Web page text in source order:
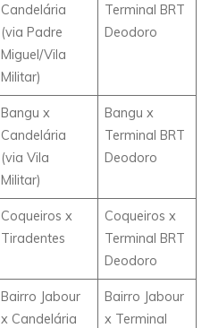
Candelária
(via Padre
Miguel/Vila
Militar)
Terminal BRT
Deodoro
Bangu x
Candelária
(via Vila
Militar)
Bangu x
Terminal BRT
Deodoro
Coqueiros x
Tiradentes
Coqueiros x
Terminal BRT
Deodoro
Bairro Jabour
x Candelária
Bairro Jabour
x Terminal